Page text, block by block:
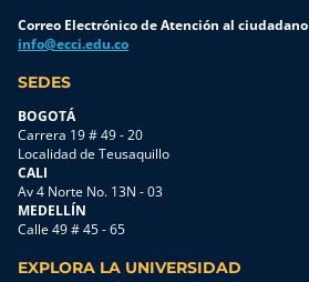
Correo Electrónico de Atención al ciudadano
info@ecci.edu.co
SEDES
BOGOTÁ
Carrera 19 # 49 - 20
Localidad de Teusaquillo
CALI
Av 4 Norte No. 13N - 03
MEDELLÍN
Calle 49 # 45 - 65
EXPLORA LA UNIVERSIDAD